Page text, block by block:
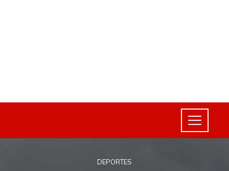
DEPORTES